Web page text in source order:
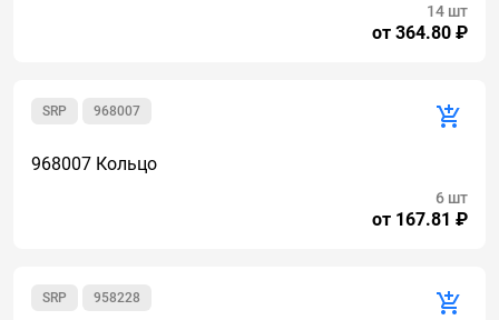
от 364.80 ₽
14 шт
968007
SRP
968007 Кольцо
от 167.81 ₽
6 шт
958228
SRP